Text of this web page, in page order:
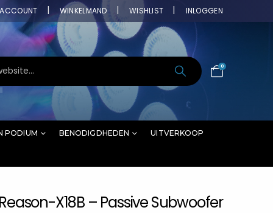
ACCOUNT WINKELMAND WISHLIST INLOGGEN
0
PODIUM BENODIGDHEDEN UITVERKOOP
X18B – Passive Subwoofer